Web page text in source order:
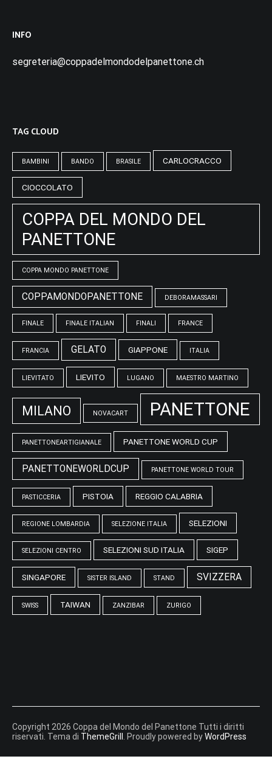
INFO
segreteria@coppadelmondodelpanettone.ch
TAG CLOUD
BAMBINI BANDO BRASILE CARLOCRACCO
CIOCCOLATO
COPPA DEL MONDO DEL
PANETTONE
COPPA MONDO PANETTONE
COPPAMONDOPANETTONE DEBORAMASSARI
FINALE FINALE ITALIAN FINALI FRANCE
FRANCIA GELATO GIAPPONE ITALIA
LIEVITATO LIEVITO LUGANO MAESTRO MARTINO
MILANO NOVACART PANETTONE
PANETTONEARTIGIANALE PANETTONE WORLD CUP
PANETTONEWORLDCUP PANETTONE WORLD TOUR
PASTICCERIA PISTOIA REGGIO CALABRIA
REGIONE LOMBARDIA SELEZIONE ITALIA SELEZIONI
SELEZIONI CENTRO SELEZIONI SUD ITALIA SIGEP
SINGAPORE SISTER ISLAND STAND SVIZZERA
SWISS TAIWAN ZANZIBAR ZURIGO
Copyright 2026 Coppa del Mondo del Panettone Tutti i diritti
riservati. Tema di ThemeGrill . Proudly powered byWordPress